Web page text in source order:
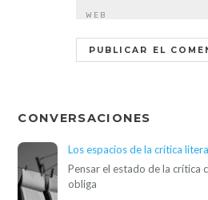
WEB
CONVERSACIONES
Los espacios de la crítica
Pensar el estado de la crítica
obliga